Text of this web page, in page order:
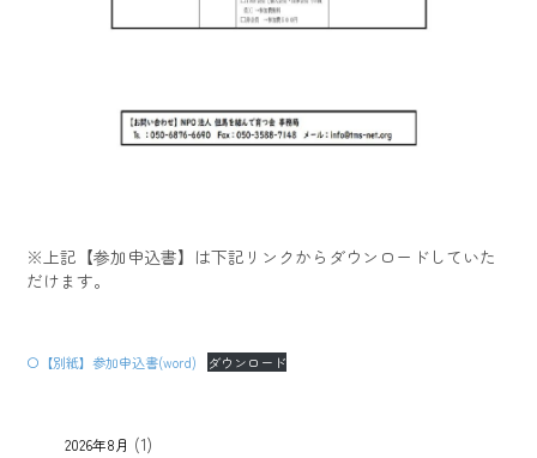
※上記【参加申込書】は下記リンクからダウンロードしていた
だけます。
〇【別紙】参加申込書(word) ダウンロード
2026年8月 (1)